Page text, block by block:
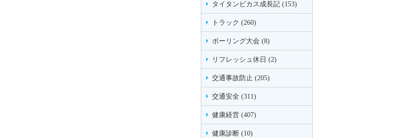
タイタンビカス成長記 (153)
トラック (260)
ボーリング大会 (8)
リフレッシュ休日 (2)
交通事故防止 (205)
交通安全 (311)
健康経営 (407)
健康診断 (10)